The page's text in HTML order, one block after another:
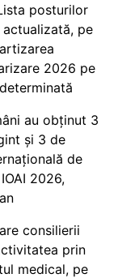
posturilor
pe
2026 pe
au obținut 3
și 3 de
de
2026,
consilierii
prin
medical, pe